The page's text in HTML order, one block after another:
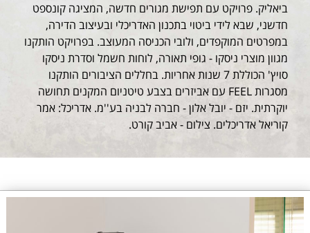
ביאליק. פרויקט עם תפישת מגורים חדשה, המציגה קונספט
חדשני, שבא לידי ביטוי בתכנון האדריכלי ובעיצוב הדירה,
במפרטים המוקפדים, ולובי הכניסה המעוצב. בפרויקט הותקנו
מגוון מוצרי ניסקו - גופי תאורה, לוחות חשמל וסדרת ניסקו
סויץ' הכוללת 7 שנות אחריות. בחללים הציבורים הותקנו
מסגרות FEEL עם אביזרים בצבע טיטניום המקנים תחושה
יוקרתית. יזם - יובל אלון - חברה לבניה בע''מ. אדריכל: אמר
קוריאל אדריכלים. צילום - אביב קורט.